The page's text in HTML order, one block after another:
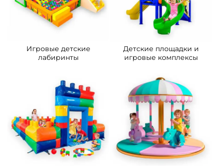
Игровые детские
лабиринты
Детские площадки и
игровые комплексы